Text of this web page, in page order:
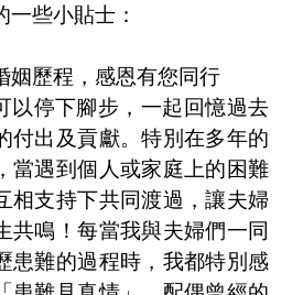
一些小貼士：
姻歷程，感恩有您同行
以停下腳步，一起回憶過去
付出及貢獻。特別在多年的
當遇到個人或家庭上的困難
相支持下共同渡過，讓夫婦
共鳴！每當我與夫婦們一同
患難的過程時，我都特別感